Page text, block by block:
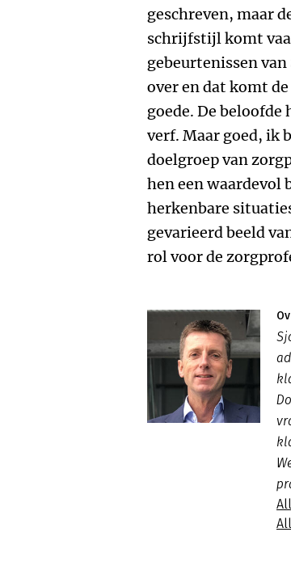
geschreven, maar
schrijfstijl komt
gebeurtenissen
over en dat komt
goede. De
verf. Maar goed, ik
doelgroep van
hen een
herkenbare
gevarieerd beeld
rol voor de